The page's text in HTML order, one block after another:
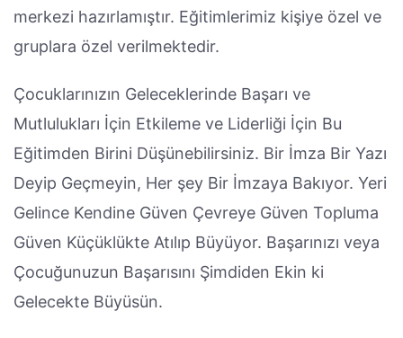
merkezi hazırlamıştır. Eğitimlerimiz kişiye özel ve
gruplara özel verilmektedir.
Çocuklarınızın Geleceklerinde Başarı ve
Mutlulukları İçin Etkileme ve Liderliği İçin Bu
Eğitimden Birini Düşünebilirsiniz. Bir İmza Bir Yazı
Deyip Geçmeyin, Her şey Bir İmzaya Bakıyor. Yeri
Gelince Kendine Güven Çevreye Güven Topluma
Güven Küçüklükte Atılıp Büyüyor. Başarınızı veya
Çocuğunuzun Başarısını Şimdiden Ekin ki
Gelecekte Büyüsün.